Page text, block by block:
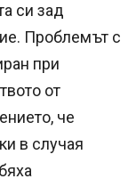
си зад
Проблемът с
при
от
че
в случая